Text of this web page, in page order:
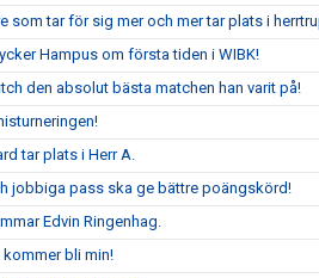
som tar för sig mer och mer tar plats i
Hampus om första tiden i WIBK!
den absolut bästa matchen han varit på!
tar plats i Herr A.
jobbiga pass ska ge bättre poängskörd!
Edvin Ringenhag.
bli min!